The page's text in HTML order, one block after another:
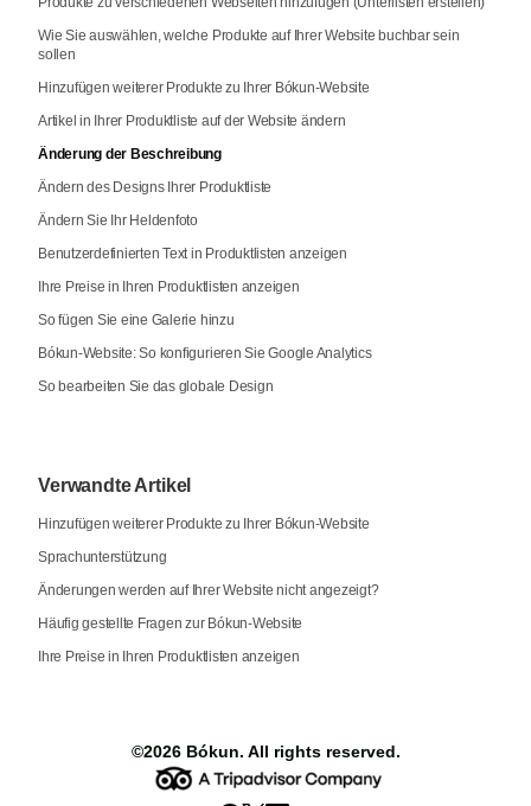
Wie Sie auswählen, welche Produkte auf Ihrer Website buchbar sein
sollen
Hinzufügen weiterer Produkte zu Ihrer Bókun-Website
Artikel in Ihrer Produktliste auf der Website ändern
Änderung der Beschreibung
Ändern des Designs Ihrer Produktliste
Ändern Sie Ihr Heldenfoto
Benutzerdefinierten Text in Produktlisten anzeigen
Ihre Preise in Ihren Produktlisten anzeigen
So fügen Sie eine Galerie hinzu
Bókun-Website: So konfigurieren Sie Google Analytics
So bearbeiten Sie das globale Design
Verwandte Artikel
Hinzufügen weiterer Produkte zu Ihrer Bókun-Website
Sprachunterstützung
Änderungen werden auf Ihrer Website nicht angezeigt?
Häufig gestellte Fragen zur Bókun-Website
Ihre Preise in Ihren Produktlisten anzeigen
©2026 Bókun. All rights reserved.